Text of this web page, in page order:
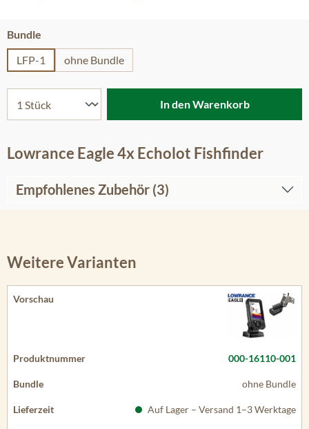
Bundle
LFP-1
ohne Bundle
In den Warenkorb
Lowrance Eagle 4x Echolot Fishfinder
Empfohlenes Zubehör (3)
Weitere Varianten
000-16110-001
ohne Bundle
Auf Lager – Versand 1–3 Werktage